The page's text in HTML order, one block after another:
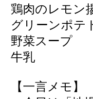
鶏肉のレモン
グリーンポテ
野菜スープ
牛乳
【一言メモ】